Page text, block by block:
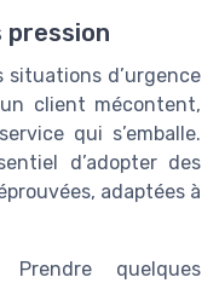
pression
situations d’urgence
client mécontent,
qui s’emballe.
d’adopter des
adaptées à
quelques